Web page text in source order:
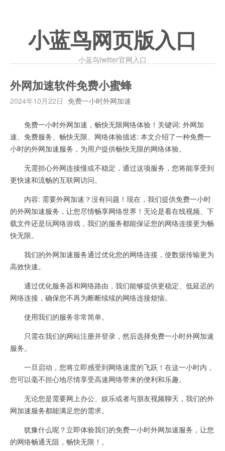
小蓝鸟网页版入口
小蓝鸟twitter官网入口
外网加速软件免费小蜜蜂
2024年10月22日 免费一小时外网加速
免费一小时外网加速，畅快无限网络体验！关键词: 外网加
速、免费服务、畅快无限、网络体验描述: 本文介绍了一种免费一
小时的外网加速服务，为用户提供畅快无限的网络体验。
无需担心外网连接慢或不稳定，通过这项服务，您将能享受到
更快速和流畅的互联网访问。
内容: 需要外网加速？没有问题！现在，我们提供免费一小时
的外网加速服务，让您尽情畅享网络世界！无论是看在线视频、下
载文件还是玩网络游戏，我们的服务都能保证您的网络连接更为畅
快无限。
我们的外网加速服务通过优化您的网络连接，使数据传输更为
高效快速。
通过优化服务器和网络路由，我们能够提供更稳定、低延迟的
网络连接，确保您不再为断断续续的网络连接烦恼。
使用我们的服务非常简单。
只需在我们的网站注册并登录，然后选择免费一小时外网加速
服务。
一旦启动，您将立即感受到网络速度的飞跃！在这一小时内，
您可以毫不担心地尽情享受高速网络带来的便利和乐趣。
无论您是需要网上办公、娱乐或者与朋友视频聊天，我们的外
网加速服务都能满足您的需求。
犹豫什么呢？立即体验我们的免费一小时外网加速服务，让您
的网络畅通无阻，畅快无限！。